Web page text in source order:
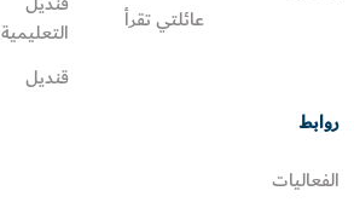
عائلتي تقرأ‎
التعليمية
قنديل
روابط
الفعاليات